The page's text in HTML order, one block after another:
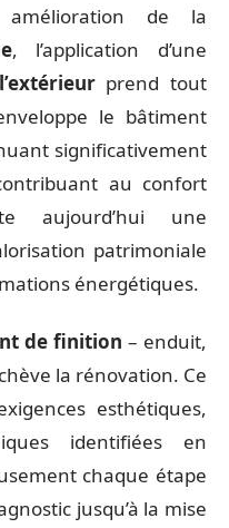
de la
, l’application d’une
prend tout
le bâtiment
significativement
au confort
aujourd’hui une
patrimoniale
énergétiques.
de finition – enduit,
la rénovation. Ce
esthétiques,
identifiées en
chaque étape
jusqu’à la mise